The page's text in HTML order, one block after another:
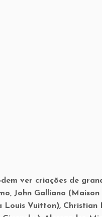
ver criações de
John Galliano
Louis Vuitton),